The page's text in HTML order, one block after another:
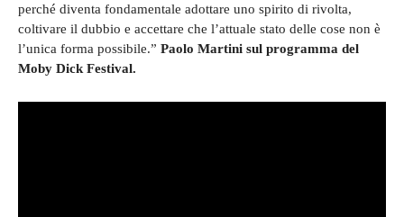
perché diventa fondamentale adottare uno spirito di rivolta,
coltivare il dubbio e accettare che l’attuale stato delle cose non è
l’unica forma possibile.” Paolo Martini sul programma del
Moby Dick Festival.